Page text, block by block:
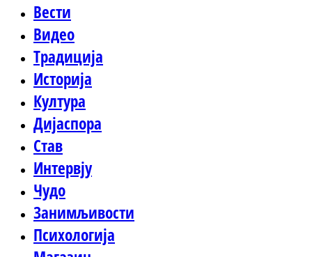
Вести
Видео
Традиција
Историја
Култура
Дијаспора
Став
Интервју
Чудо
Занимљивости
Психологија